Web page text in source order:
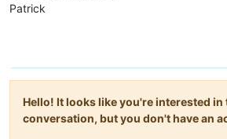
Patrick
Hello! It looks like you're interested in
conversation, but you don't have an